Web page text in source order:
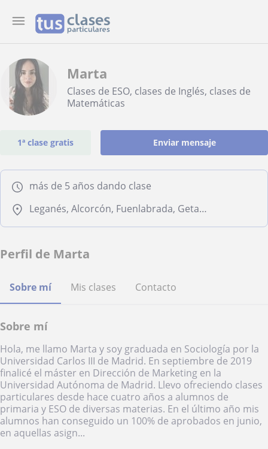
Marta
Clases de ESO, clases de Inglés, clases de
Matemáticas
1ª clase gratis Enviar mensaje
más de 5 años dando clase
Leganés, Alcorcón, Fuenlabrada, Getafe, Móstoles
Perfil de Marta
Sobre mí Mis clases Contacto
Sobre mí
Hola, me llamo Marta y soy graduada en Sociología por la
Universidad Carlos III de Madrid. En septiembre de 2019
finalicé el máster en Dirección de Marketing en la
Universidad Autónoma de Madrid. Llevo ofreciendo clases
particulares desde hace cuatro años a alumnos de
primaria y ESO de diversas materias. En el último año mis
alumnos han conseguido un 100% de aprobados en junio,
en aquellas asign...